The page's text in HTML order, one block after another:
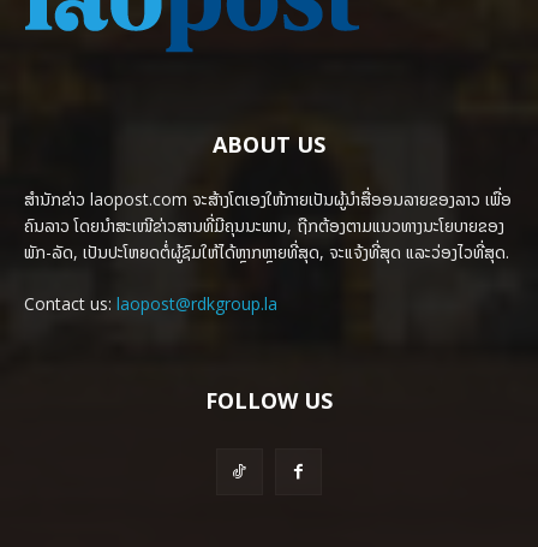
ABOUT US
ສຳນັກຂ່າວ laopost.com ຈະສ້າງໂຕເອງໃຫ້ກາຍເປັນຜູ້ນຳສື່ອອນລາຍຂອງລາວ ເພື່ອ
ຄົນລາວ ໂດຍນຳສະເໜີຂ່າວສານທີ່ມີຄຸນນະພາບ, ຖືກຕ້ອງຕາມແນວທາງນະໂຍບາຍຂອງ
ພັກ-ລັດ, ເປັນປະໂຫຍດຕໍ່ຜູ້ຊົມໃຫ້ໄດ້ຫຼາກຫຼາຍທີ່ສຸດ, ຈະແຈ້ງທີ່ສຸດ ແລະວ່ອງໄວທີ່ສຸດ.
Contact us: laopost@rdkgroup.la
FOLLOW US